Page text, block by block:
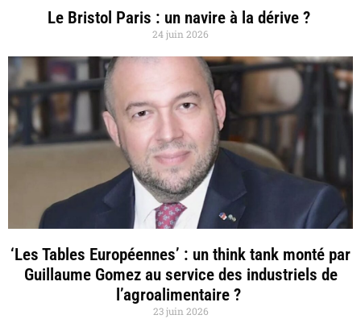
Le Bristol Paris : un navire à la dérive ?
24 juin 2026
‘Les Tables Européennes’ : un think tank monté par
Guillaume Gomez au service des industriels de
l’agroalimentaire ?
23 juin 2026